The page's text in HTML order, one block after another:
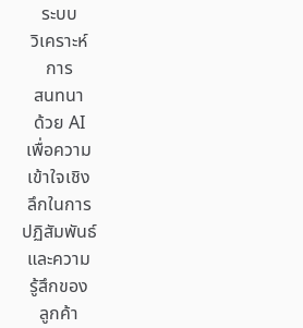
ระบบ
วิเคราะห์
การ
สนทนา
ด้วย AI
เพื่อความ
เข้าใจเชิง
ลึกในการ
ปฏิสัมพันธ์
และความ
รู้สึกของ
ลูกค้า